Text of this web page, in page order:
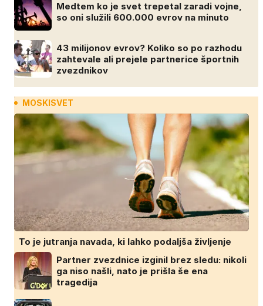
Medtem ko je svet trepetal zaradi vojne,
so oni služili 600.000 evrov na minuto
43 milijonov evrov? Koliko so po razhodu
zahtevale ali prejele partnerice športnih
zvezdnikov
MOSKISVET
To je jutranja navada, ki lahko podaljša življenje
Partner zvezdnice izginil brez sledu: nikoli
ga niso našli, nato je prišla še ena
tragedija